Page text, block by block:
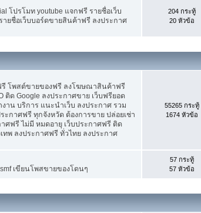
โปรโมท youtube แจกฟรี รายชื่อเว็บ
ายชื่อเว็บบอร์ดขายสินค้าฟรี ลงประกาศ
204 กระทู้
20 หัวข้อ
รี โพสต์ขายของฟรี ลงโฆษณาสินค้าฟรี
ด Google ลงประกาศขาย เว็บฟรียอด
น บริการ แนะนำเว็บ ลงประกาศ รวม
ะกาศฟรี ทุกจังหวัด ต้องการขาย ปล่อยเช่า
ฟรี ไม่มี หมดอายุ เว็บประกาศฟรี ติด
พ ลงประกาศฟรี ทั่วไทย ลงประกาศ
55265 กระทู้
1674 หัวข้อ
เขียนโพสขายของโดนๆ
57 กระทู้
57 หัวข้อ